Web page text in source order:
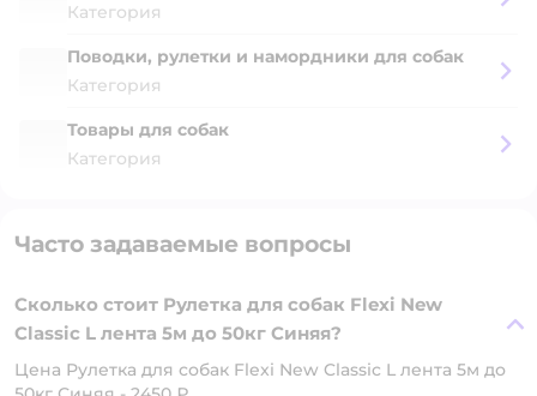
Категория
Поводки, рулетки и намордники для собак
Категория
Товары для собак
Категория
Часто задаваемые вопросы
Сколько стоит Рулетка для собак Flexi New
Classic L лента 5м до 50кг Синяя?
Цена Рулетка для собак Flexi New Classic L лента 5м до